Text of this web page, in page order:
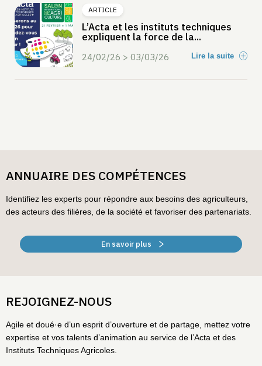
ARTICLE
L’Acta et les instituts techniques
expliquent la force de la...
24/02/26 > 03/03/26 Lire la suite
ANNUAIRE DES COMPÉTENCES
Identifiez les experts pour répondre aux besoins des agriculteurs,
des acteurs des filières, de la société et favoriser des partenariats.
En savoir plus
REJOIGNEZ-NOUS
Agile et doué·e d’un esprit d’ouverture et de partage, mettez votre
expertise et vos talents d’animation au service de l’Acta et des
Instituts Techniques Agricoles.